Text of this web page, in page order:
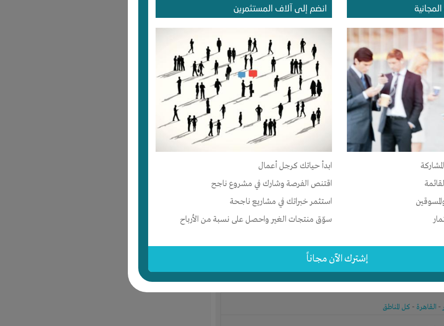
انضم إلى آلاف المستثمرين
ابدأ حياتك كرجل أعمال
اقتنص الفرصة وشارك في مشروع ناجح
استثمر خبراتك في مشاريع ناجحة
سوّق منتجات الغير واحصل على نسبة من الأرباح
إشترك الآن مجاناً
الوقت-علاقات
-الاسماعيليه-الاسماعيلية
- وهران
سنة
الوقت-تسويق-شركة أو مصنع أو ورشة
- القاهرة - كل المناطق